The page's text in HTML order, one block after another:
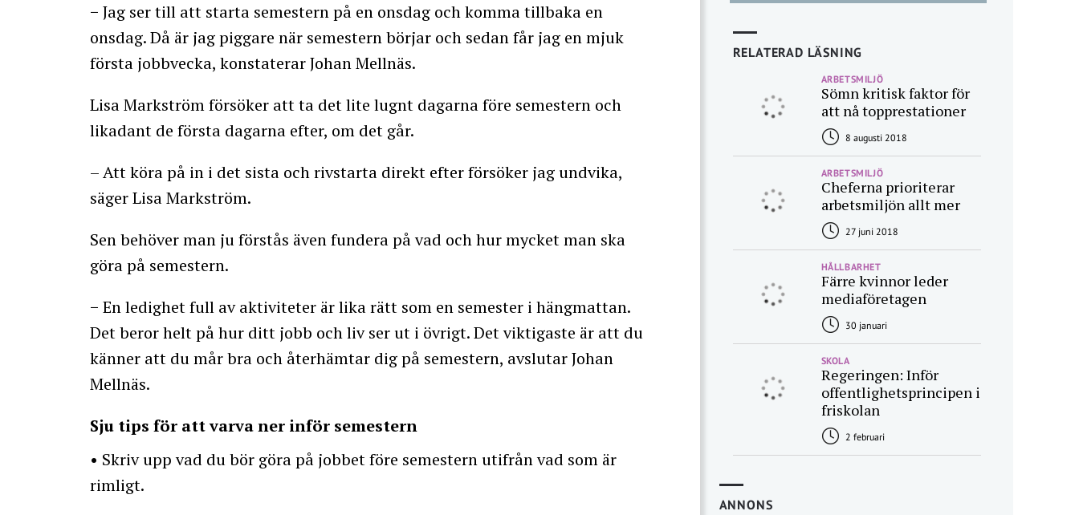
− Jag ser till att starta semestern på en onsdag och komma tillbaka en
onsdag. Då är jag piggare när semestern börjar och sedan får jag en mjuk
första jobbvecka, konstaterar Johan Mellnäs.
Lisa Markström försöker att ta det lite lugnt dagarna före semestern och
likadant de första dagarna efter, om det går.
– Att köra på in i det sista och rivstarta direkt efter försöker jag undvika,
säger Lisa Markström.
Sen behöver man ju förstås även fundera på vad och hur mycket man ska
göra på semestern.
− En ledighet full av aktiviteter är lika rätt som en semester i hängmattan.
Det beror helt på hur ditt jobb och liv ser ut i övrigt. Det viktigaste är att du
känner att du mår bra och återhämtar dig på semestern, avslutar Johan
Mellnäs.
Sju tips för att varva ner inför semestern
• Skriv upp vad du bör göra på jobbet före semestern utifrån vad som är
rimligt.
RELATERAD LÄSNING
ARBETSMILJÖ
Sömn kritisk faktor för
att nå topprestationer
8 augusti 2018
ARBETSMILJÖ
Cheferna prioriterar
arbetsmiljön allt mer
27 juni 2018
HÅLLBARHET
Färre kvinnor leder
mediaföretagen
30 januari
SKOLA
Regeringen: Inför
offentlighetsprincipen i
friskolan
2 februari
ANNONS